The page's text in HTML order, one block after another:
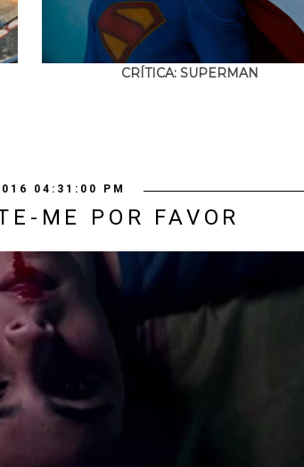
CRÍTICA: SUPERMAN
04:31:00 PM
ME POR FAVOR